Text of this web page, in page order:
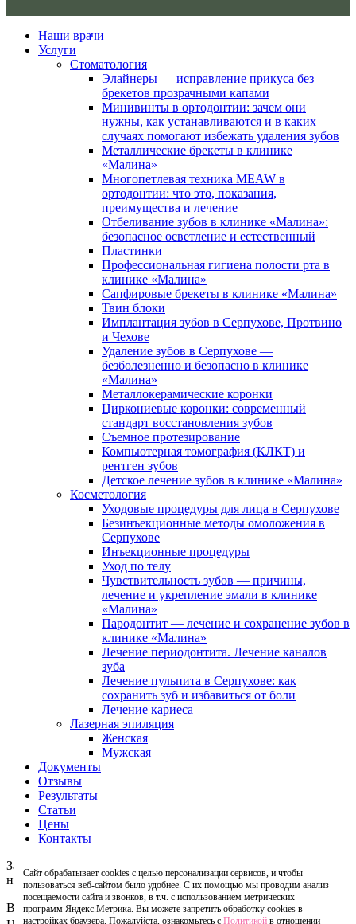
Наши врачи
Услуги
Стоматология
Элайнеры — исправление прикуса без
брекетов прозрачными капами
Минивинты в ортодонтии: зачем они
нужны, как устанавливаются и в каких
случаях помогают избежать удаления зубов
Металлические брекеты в клинике
«Малина»
Многопетлевая техника MEAW в
ортодонтии: что это, показания,
преимущества и лечение
Отбеливание зубов в клинике «Малина»:
безопасное осветление и естественный
Пластинки
Профессиональная гигиена полости рта в
клинике «Малина»
Сапфировые брекеты в клинике «Малина»
Твин блоки
Имплантация зубов в Серпухове, Протвино
и Чехове
Удаление зубов в Серпухове —
безболезненно и безопасно в клинике
«Малина»
Металлокерамические коронки
Циркониевые коронки: современный
стандарт восстановления зубов
Съемное протезирование
Компьютерная томография (КЛКТ) и
рентген зубов
Детское лечение зубов в клинике «Малина»
Косметология
Уходовые процедуры для лица в Серпухове
Безинъекционные методы омоложения в
Серпухове
Инъекционные процедуры
Уход по телу
Чувствительность зубов — причины,
лечение и укрепление эмали в клинике
«Малина»
Пародонтит — лечение и сохранение зубов в
клинике «Малина»
Лечение периодонтита. Лечение каналов
зуба
Лечение пульпита в Серпухове: как
сохранить зуб и избавиться от боли
Лечение кариеса
Лазерная эпиляция
Женская
Мужская
Документы
Отзывы
Результаты
Статьи
Цены
Контакты
Записаться
на консультацию
Ваше имя
Сайт обрабатывает cookies с целью персонализации сервисов, и чтобы
пользоваться веб-сайтом было удобнее. С их помощью мы проводим анализ
посещаемости сайта и звонков, в т.ч. с использованием метрических
программ Яндекс.Метрика. Вы можете запретить обработку cookies в
настройках браузера. Пожалуйста, ознакомьтесь с Политикойв отношении